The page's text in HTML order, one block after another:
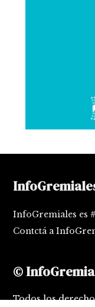
InfoGremiales es
Contctá a
©
Todos los